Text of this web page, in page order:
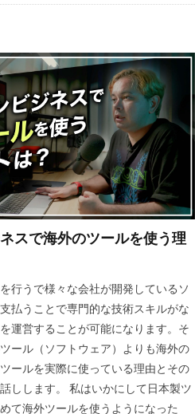
スで海外のツールを使う理
行うで様々な会社が開発しているソ
払うことで専門的な技術スキルがな
運営することが可能になります。そ
ール（ソフトウェア）よりも海外の
ールを実際に使っている理由とその
しします。 私はいかにして日本製ツ
て海外ツールを使うようになった